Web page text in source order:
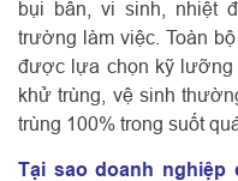
bụi bẩn, vi sinh, nhiệt
trường làm việc. Toàn
được lựa chọn kỹ lưỡng
khử trùng, vệ sinh
trùng 100% trong suốt
Tại sao doanh